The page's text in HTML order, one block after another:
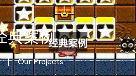
典案例
Our Projects